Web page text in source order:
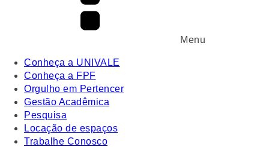
Menu
Conheça a UNIVALE
Conheça a FPF
Orgulho em Pertencer
Gestão Acadêmica
Pesquisa
Locação de espaços
Trabalhe Conosco